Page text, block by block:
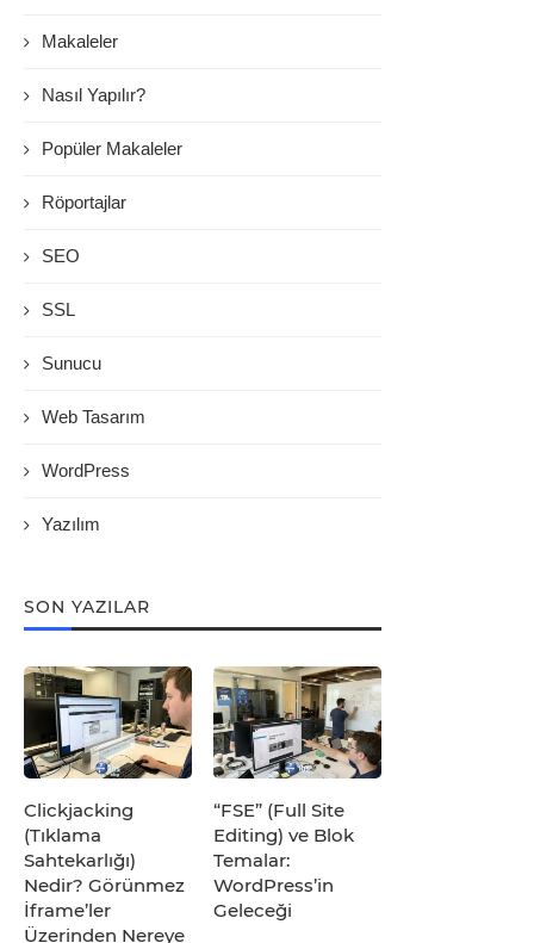
Makaleler
Nasıl Yapılır?
Popüler Makaleler
Röportajlar
SEO
SSL
Sunucu
Web Tasarım
WordPress
Yazılım
SON YAZILAR
Clickjacking
(Tıklama
Sahtekarlığı)
Nedir? Görünmez
İframe’ler
Üzerinden Nereye
“FSE” (Full Site
Editing) ve Blok
Temalar:
WordPress’in
Geleceği